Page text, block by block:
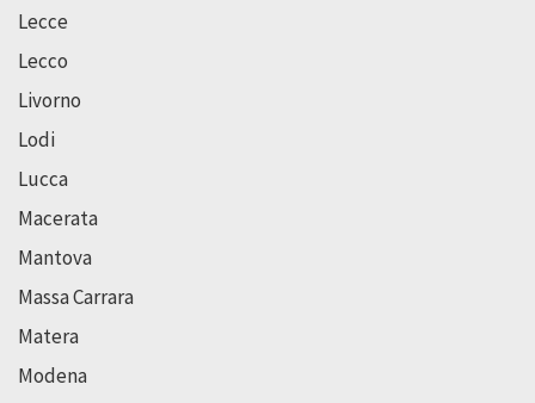
Lecce
Lecco
Livorno
Lodi
Lucca
Macerata
Mantova
Massa Carrara
Matera
Modena